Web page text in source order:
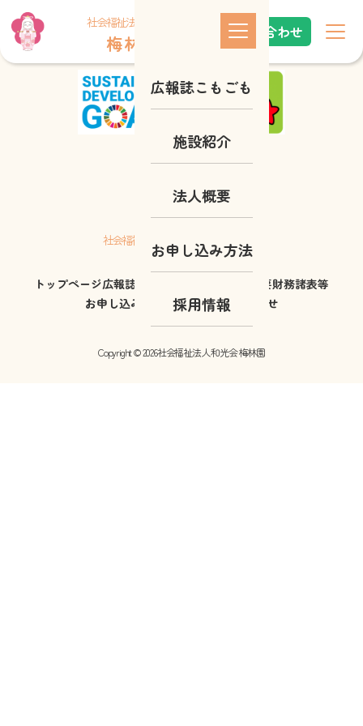
社会福祉法人 和光会
梅 林 園 お問い合わせ
広報誌こもごも
施設紹介
法人概要
お申し込み方法
採用情報
これはindex.phpです
社会福祉法人 和光会 梅 林 園
トップページ広報誌こもごも 法人概要財務諸表等
お申し込み方法
採用情報お問い合わせ
Copyright © 2026社会福祉法人 和光会 梅林園